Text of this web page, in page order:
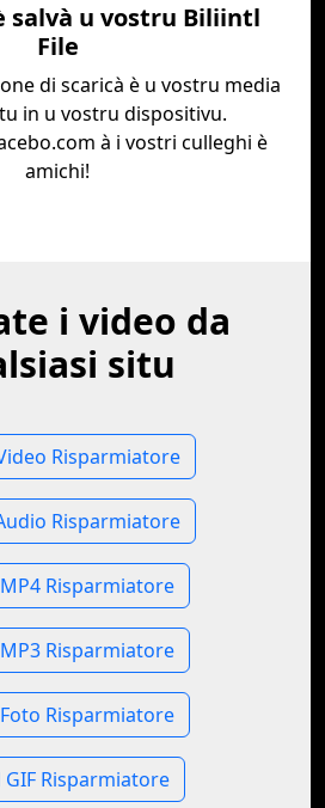
salvà u vostru Biliintl
File
di scaricà è u vostru media
in u vostru dispositivu.
à i vostri culleghi è
amichi!
i video da
situ
Risparmiatore
Risparmiatore
Risparmiatore
Risparmiatore
Risparmiatore
Risparmiatore